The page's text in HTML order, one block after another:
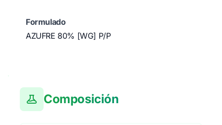
Formulado
AZUFRE 80% [WG] P/P
Composición